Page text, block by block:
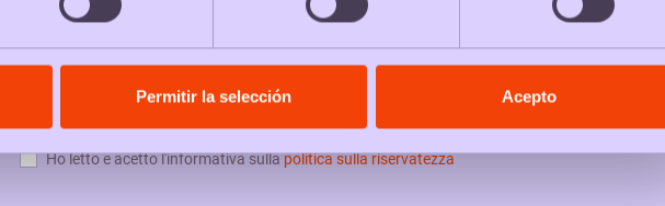
Permitir la selección Acepto
Ho letto e acetto l'informativa sullapolitica sulla riservatezza